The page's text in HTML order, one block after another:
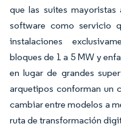
que las suites mayoristas
software como servicio
instalaciones
bloques de 1 a 5 MW y
en lugar de grandes
arquetipos conforman un
cambiar entre modelos a
ruta de transformación